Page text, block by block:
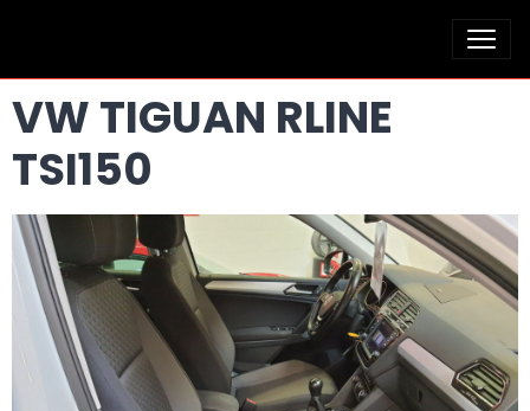
VW TIGUAN RLINE
TSI150